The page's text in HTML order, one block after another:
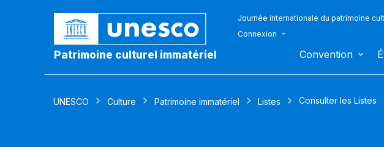
Patrimoine culturel immatériel
Journée internationale du patrimoine
Connexion
Convention
UNESCO Culture Patrimoine immatériel Listes Consulter les Listes